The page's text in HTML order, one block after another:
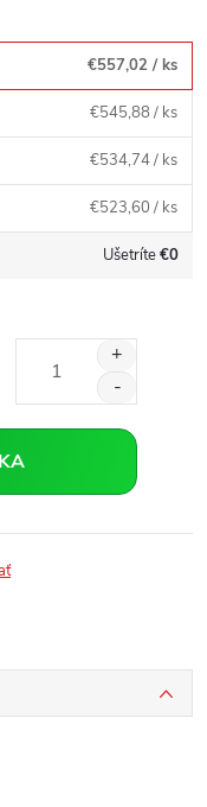
€557,02 / ks
€545,88 / ks
€534,74/ ks
€523,60 / ks
Ušetríte€0